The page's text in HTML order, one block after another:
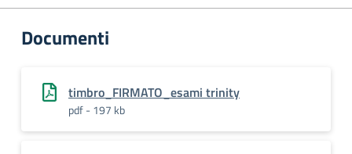
Documenti
timbro_FIRMATO_esami trinity
pdf - 197 kb